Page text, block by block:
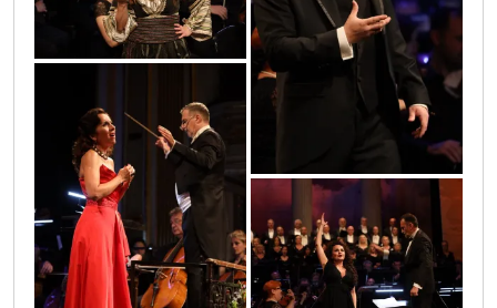
0o3a0158
0o3a0172
0o3a0573